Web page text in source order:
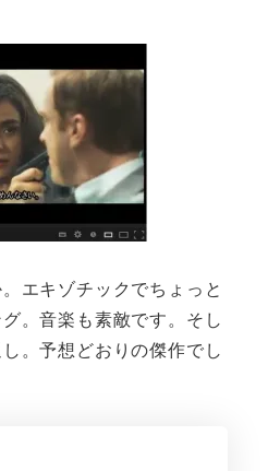
エキゾチックでちょっと
。音楽も素敵です。そし
。予想どおりの傑作でし